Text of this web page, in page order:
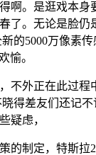
啊。是逛戏本身
了。无论是脸仍
的5000万像素
愉。
外正在此过程
晓得差友们还记
疑虑，
制定，特斯拉